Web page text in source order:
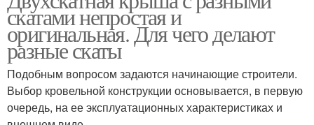
скатами непростая и
оригинальная. Для чего делают
разные скаты
Подобным вопросом задаются начинающие строители.
Выбор кровельной конструкции основывается, в первую
очередь, на ее эксплуатационных характеристиках и